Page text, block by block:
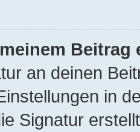
an deinen
in
Signatur